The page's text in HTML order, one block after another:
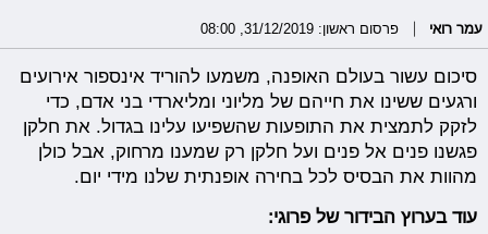
עמר רואי פרסום ראשון: 31/12/2019, 08:00
סיכום עשור בעולם האופנה, משמעו להוריד אינספור אירועים
ורגעים ששינו את חייהם של מליוני ומליארדי בני אדם, כדי
לזקק לתמצית את התופעות שהשפיעו עלינו בגדול. את חלקן
פגשנו פנים אל פנים ועל חלקן רק שמענו מרחוק, אבל כולן
מהוות את הבסיס לכל בחירה אופנתית שלנו מידי יום.
עוד בערוץ הבידור של פרוגי: